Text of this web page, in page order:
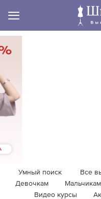
Умный поиск Все
Девочкам
Мальчикам
Видео курсы